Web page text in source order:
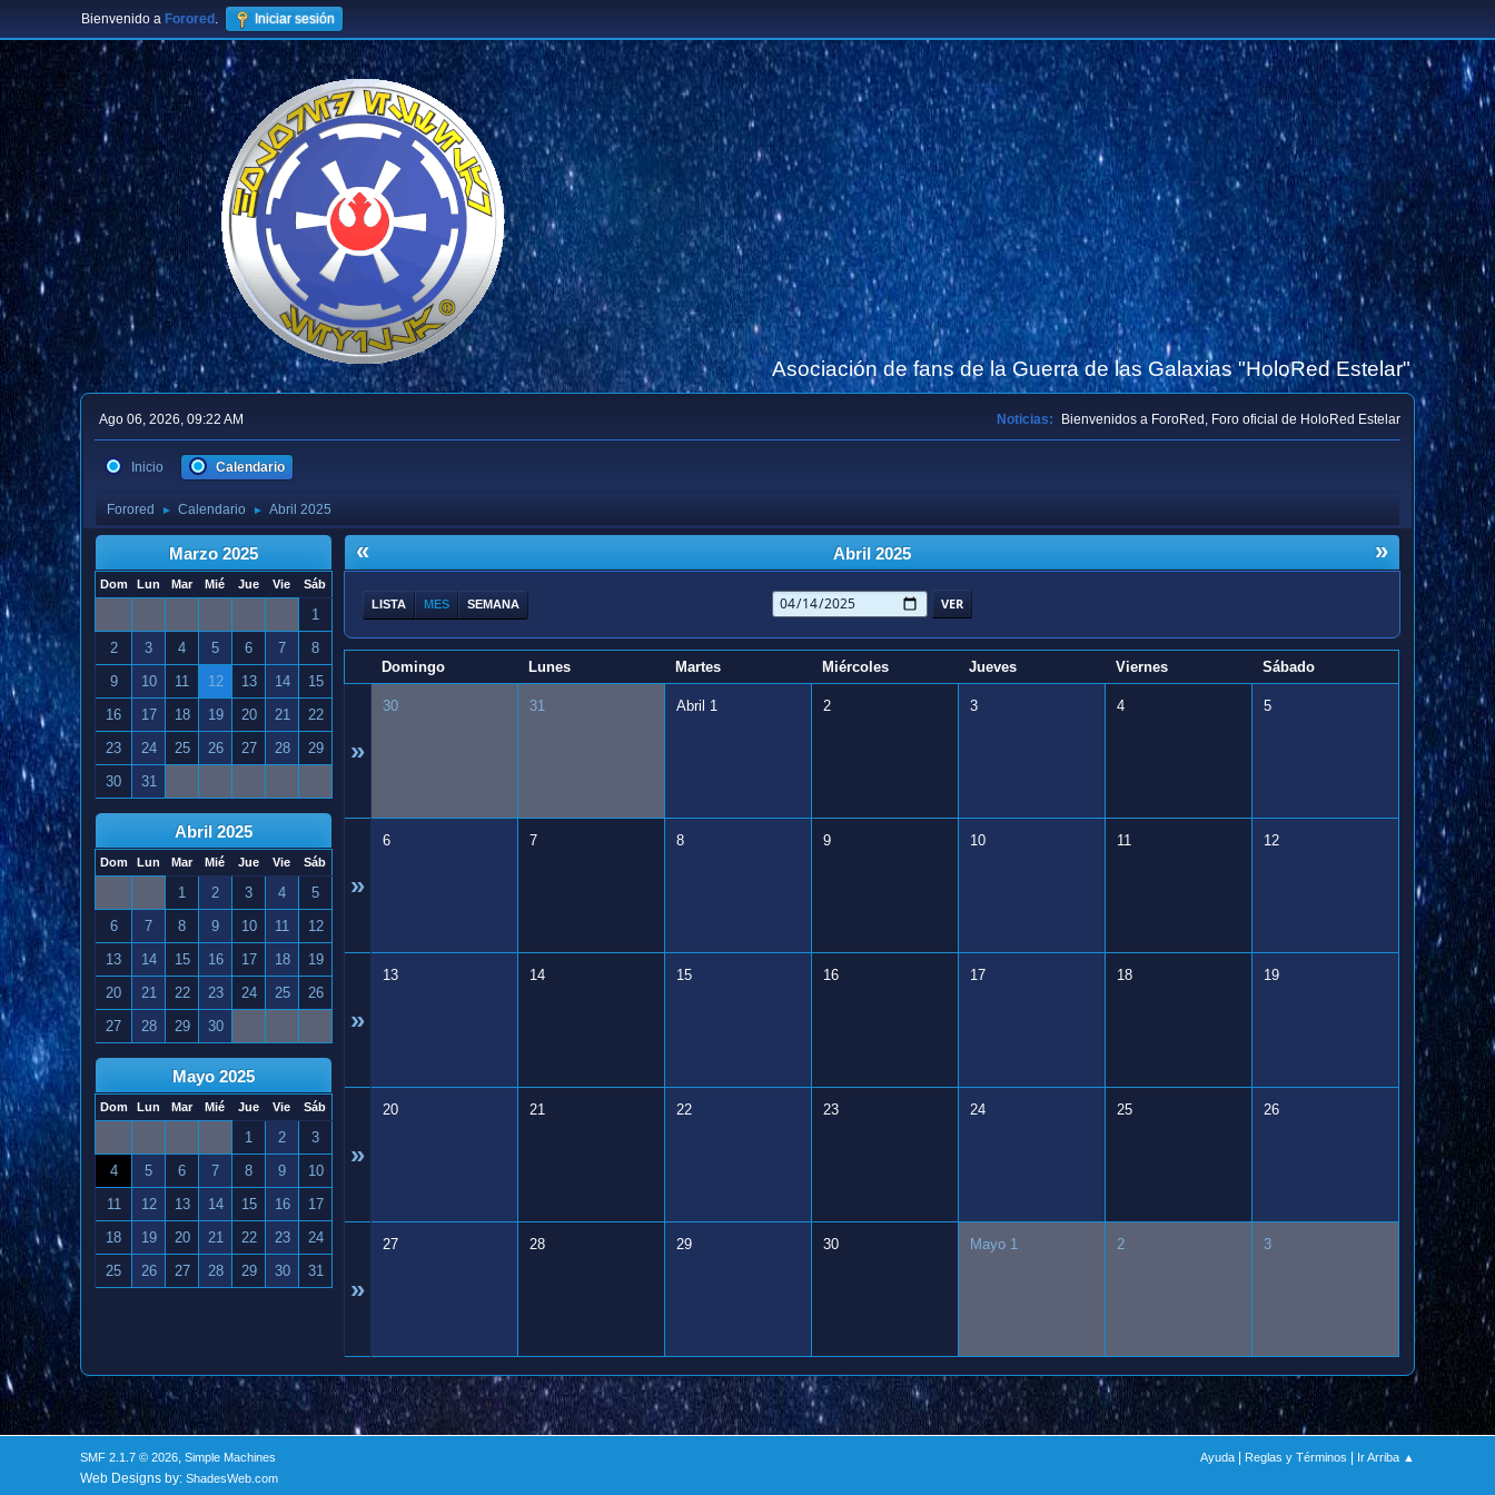
Bienvenido a Forored . Iniciar sesión
Asociación de fans de la Guerra de las Galaxias "HoloRed Estelar"
Ago 06, 2026, 09:22 AM Noticias: Bienvenidos a ForoRed, Foro oficial de HoloRed Estelar
Inicio Calendario
Forored ► Calendario ► Abril 2025
Marzo 2025
Dom Lun Mar Mié Jue Vie Sáb
1
2
3 4 5 6 7
8
9
10 11 12 13 14
15
16
17 18 19 20 21
22
23
24 25 26 27 28
29
30
31
Abril 2025
Dom Lun Mar Mié Jue Vie Sáb
1 2 3 4
5
6
7 8 9 10 11
12
13
14 15 16 17 18
19
20
21 22 23 24 25
26
27
28 29 30
Mayo 2025
Dom Lun Mar Mié Jue Vie Sáb
1 2
3
4
5 6 7 8 9
10
11
12 13 14 15 16
17
18
19 20 21 22 23
24
25
26 27 28 29 30 31
« »
Abril 2025
LISTA MES SEMANA
Domingo Lunes Martes Miércoles Jueves Viernes Sábado
»
30 31 Abril 1 2 3 4 5
»
6 7 8 9 10 11 12
»
13 14 15 16 17 18 19
»
20 21 22 23 24 25 26
»
27 28 29 30 Mayo 1 2 3
Ayuda Reglas y Términos Ir Arriba ▲
SMF 2.1.7 © 2026, Simple Machines
Web Designs by: ShadesWeb.com